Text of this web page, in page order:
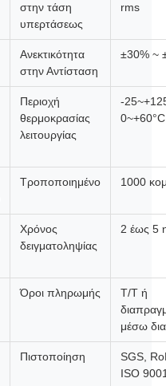
στην τάση
υπερτάσεως
rms
Ανεκτικότητα
στην Αντίσταση
±30% ~
Περιοχή
θερμοκρασίας
λειτουργίας
-
0~+60°C
Τροποποιημένο 1000
Χρόνος
δειγματοληψίας
2 έως 5
Όροι πληρωμής
T/T ή
μέσω
Πιστοποίηση
SGS,
ISO